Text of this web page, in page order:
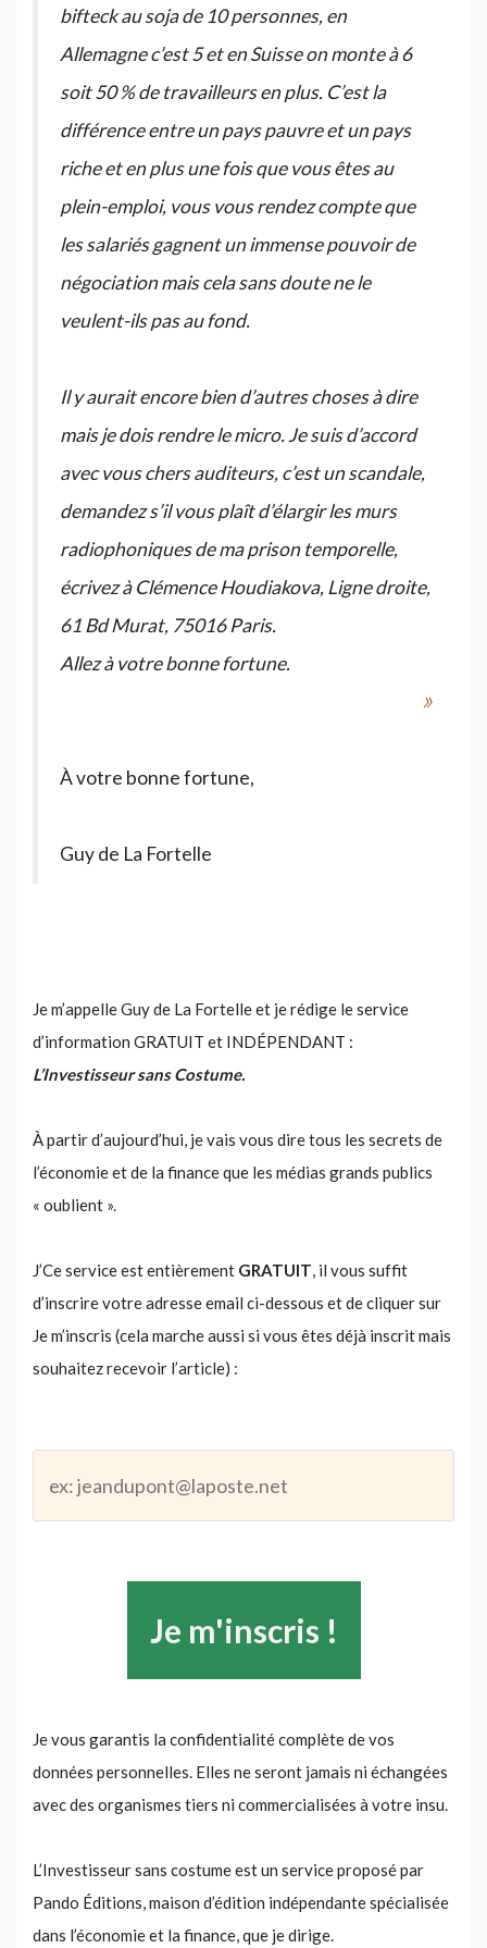
bifteck au soja de 10 personnes, en
Allemagne c’est 5 et en Suisse on monte à 6
soit 50 % de travailleurs en plus. C’est la
différence entre un pays pauvre et un pays
riche et en plus une fois que vous êtes au
plein-emploi, vous vous rendez compte que
les salariés gagnent un immense pouvoir de
négociation mais cela sans doute ne le
veulent-ils pas au fond.
Il y aurait encore bien d’autres choses à dire
mais je dois rendre le micro. Je suis d’accord
avec vous chers auditeurs, c’est un scandale,
demandez s’il vous plaît d’élargir les murs
radiophoniques de ma prison temporelle,
écrivez à Clémence Houdiakova, Ligne droite,
61 Bd Murat, 75016 Paris.
Allez à votre bonne fortune.
»
À votre bonne fortune,
Guy de La Fortelle
Je m’appelle Guy de La Fortelle et je rédige le service
d’information GRATUIT et INDÉPENDANT :
L’Investisseur sans Costume.
À partir d’aujourd’hui, je vais vous dire tous les secrets de
l’économie et de la finance que les médias grands publics
« oublient ».
J’Ce service est entièrement GRATUIT, il vous suffit
d’inscrire votre adresse email ci-dessous et de cliquer sur
Je m’inscris (cela marche aussi si vous êtes déjà inscrit mais
souhaitez recevoir l’article) :
Je vous garantis la confidentialité complète de vos
données personnelles. Elles ne seront jamais ni échangées
avec des organismes tiers ni commercialisées à votre insu.
L’Investisseur sans costume est un service proposé par
Pando Éditions, maison d’édition indépendante spécialisée
dans l’économie et la finance, que je dirige.